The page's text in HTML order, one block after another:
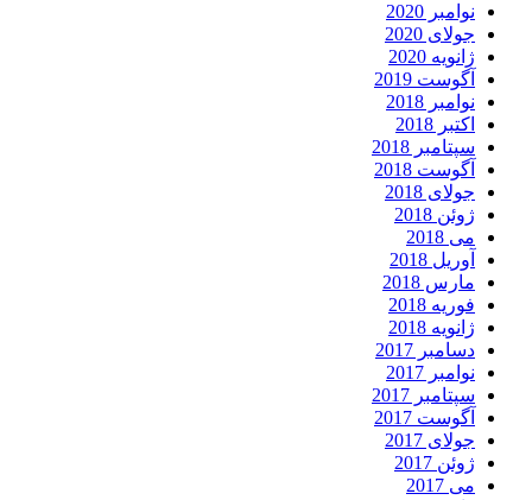
نوامبر 2020
جولای 2020
ژانویه 2020
آگوست 2019
نوامبر 2018
اکتبر 2018
سپتامبر 2018
آگوست 2018
جولای 2018
ژوئن 2018
می 2018
آوریل 2018
مارس 2018
فوریه 2018
ژانویه 2018
دسامبر 2017
نوامبر 2017
سپتامبر 2017
آگوست 2017
جولای 2017
ژوئن 2017
می 2017